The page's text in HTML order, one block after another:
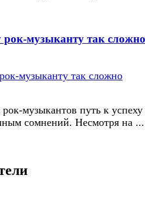
музыканту так сложно
музыкантов путь к успеху
сомнений. Несмотря на ...